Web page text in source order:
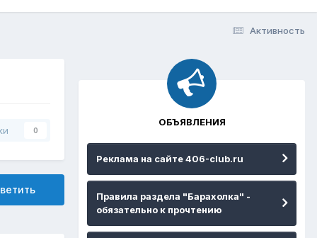
Активность
0
ОБЪЯВЛЕНИЯ
Реклама на сайте 406-club.ru
Правила раздела "Барахолка" -
обязательно к прочтению